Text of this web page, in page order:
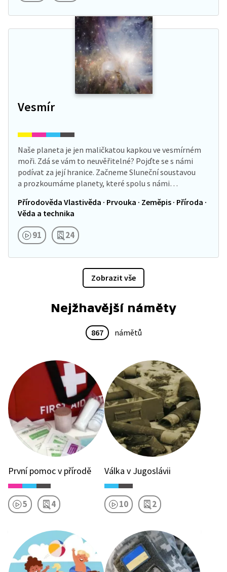
Vesmír
Naše planeta je jen maličkatou kapkou ve vesmírném
moři. Zdá se vám to neuvěřitelné? Pojďte se s námi
podívat za její hranice. Začneme Sluneční soustavou
a prozkoumáme planety, které spolu s námi…
Přírodověda Vlastivěda · Prvouka · Zeměpis · Příroda ·
Věda a technika
91 24
Zobrazit vše
Nejžhavější náměty
867 námětů
První pomoc v přírodě
5 4
Válka v Jugoslávii
10 2